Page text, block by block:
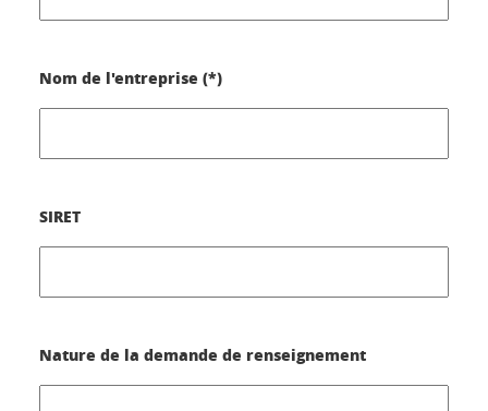
Nom de l'entreprise (*)
SIRET
Nature de la demande de renseignement